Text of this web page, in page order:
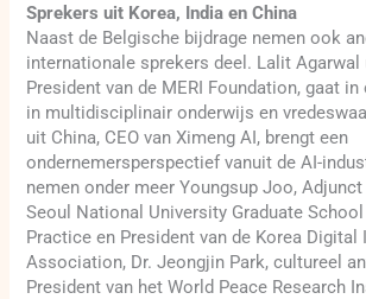
Sprekers uit Korea, India en China
Naast de Belgische bijdrage nemen ook
internationale sprekers deel. Lalit Agarwal
President van de MERI Foundation, gaat in
in multidisciplinair onderwijs en
uit China, CEO van Ximeng AI, brengt een
ondernemersperspectief vanuit de AI-
nemen onder meer Youngsup Joo,
Seoul National University Graduate
Practice en President van de Korea Digital
Association, Dr. Jeongjin Park, cultureel
President van het World Peace Research